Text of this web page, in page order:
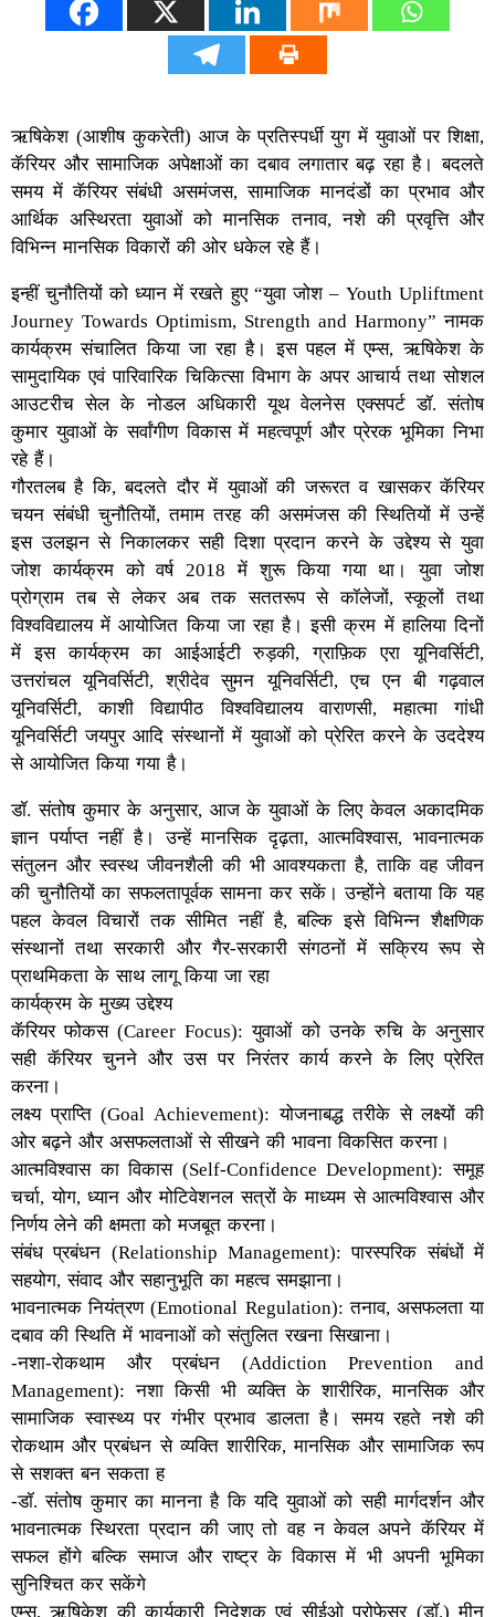
ऋषिकेश (आशीष कुकरेती) आज के प्रतिस्पर्धी युग में युवाओं पर शिक्षा,
कॅरियर और सामाजिक अपेक्षाओं का दबाव लगातार बढ़ रहा है। बदलते
समय में कॅरियर संबंधी असमंजस, सामाजिक मानदंडों का प्रभाव और
आर्थिक अस्थिरता युवाओं को मानसिक तनाव, नशे की प्रवृत्ति और
विभिन्न मानसिक विकारों की ओर धकेल रहे हैं।
इन्हीं चुनौतियों को ध्यान में रखते हुए “युवा जोश – Youth Upliftment
Journey Towards Optimism, Strength and Harmony” नामक
कार्यक्रम संचालित किया जा रहा है। इस पहल में एम्स, ऋषिकेश के
सामुदायिक एवं पारिवारिक चिकित्सा विभाग के अपर आचार्य तथा सोशल
आउटरीच सेल के नोडल अधिकारी यूथ वेलनेस एक्सपर्ट डॉ. संतोष
कुमार युवाओं के सर्वांगीण विकास में महत्वपूर्ण और प्रेरक भूमिका निभा
रहे हैं।
गौरतलब है कि, बदलते दौर में युवाओं की जरूरत व खासकर कॅरियर
चयन संबंधी चुनौतियों, तमाम तरह की असमंजस की स्थितियों में उन्हें
इस उलझन से निकालकर सही दिशा प्रदान करने के उद्देश्य से युवा
जोश कार्यक्रम को वर्ष 2018 में शुरू किया गया था। युवा जोश
प्रोग्राम तब से लेकर अब तक सततरूप से कॉलेजों, स्कूलों तथा
विश्वविद्यालय में आयोजित किया जा रहा है। इसी क्रम में हालिया दिनों
में इस कार्यक्रम का आईआईटी रुड़की, ग्राफ़िक एरा यूनिवर्सिटी,
उत्तरांचल यूनिवर्सिटी, श्रीदेव सुमन यूनिवर्सिटी, एच एन बी गढ़वाल
यूनिवर्सिटी, काशी विद्यापीठ विश्वविद्यालय वाराणसी, महात्मा गांधी
यूनिवर्सिटी जयपुर आदि संस्थानों में युवाओं को प्रेरित करने के उददेश्य
से आयोजित किया गया है।
डॉ. संतोष कुमार के अनुसार, आज के युवाओं के लिए केवल अकादमिक
ज्ञान पर्याप्त नहीं है। उन्हें मानसिक दृढ़ता, आत्मविश्वास, भावनात्मक
संतुलन और स्वस्थ जीवनशैली की भी आवश्यकता है, ताकि वह जीवन
की चुनौतियों का सफलतापूर्वक सामना कर सकें। उन्होंने बताया कि यह
पहल केवल विचारों तक सीमित नहीं है, बल्कि इसे विभिन्न शैक्षणिक
संस्थानों तथा सरकारी और गैर-सरकारी संगठनों में सक्रिय रूप से
प्राथमिकता के साथ लागू किया जा रहा
कार्यक्रम के मुख्य उद्देश्य
कॅरियर फोकस (Career Focus): युवाओं को उनके रुचि के अनुसार
सही कॅरियर चुनने और उस पर निरंतर कार्य करने के लिए प्रेरित
करना।
लक्ष्य प्राप्ति (Goal Achievement): योजनाबद्ध तरीके से लक्ष्यों की
ओर बढ़ने और असफलताओं से सीखने की भावना विकसित करना।
आत्मविश्वास का विकास (Self-Confidence Development): समूह
चर्चा, योग, ध्यान और मोटिवेशनल सत्रों के माध्यम से आत्मविश्वास और
निर्णय लेने की क्षमता को मजबूत करना।
संबंध प्रबंधन (Relationship Management): पारस्परिक संबंधों में
सहयोग, संवाद और सहानुभूति का महत्व समझाना।
भावनात्मक नियंत्रण (Emotional Regulation): तनाव, असफलता या
दबाव की स्थिति में भावनाओं को संतुलित रखना सिखाना।
-नशा-रोकथाम और प्रबंधन (Addiction Prevention and
Management): नशा किसी भी व्यक्ति के शारीरिक, मानसिक और
सामाजिक स्वास्थ्य पर गंभीर प्रभाव डालता है। समय रहते नशे की
रोकथाम और प्रबंधन से व्यक्ति शारीरिक, मानसिक और सामाजिक रूप
से सशक्त बन सकता ह
-डॉ. संतोष कुमार का मानना है कि यदि युवाओं को सही मार्गदर्शन और
भावनात्मक स्थिरता प्रदान की जाए तो वह न केवल अपने कॅरियर में
सफल होंगे बल्कि समाज और राष्ट्र के विकास में भी अपनी भूमिका
सुनिश्चित कर सकेंगे
एम्स, ऋषिकेश की कार्यकारी निदेशक एवं सीईओ प्रोफेसर (डॉ.) मीनू